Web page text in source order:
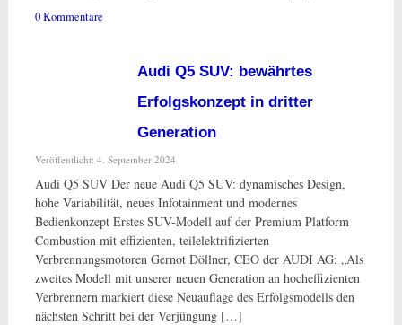
0 Kommentare
Audi Q5 SUV: bewährtes
Erfolgskonzept in dritter
Generation
Veröffentlicht: 4. September 2024
Audi Q5 SUV Der neue Audi Q5 SUV: dynamisches Design,
hohe Variabilität, neues Infotainment und modernes
Bedienkonzept Erstes SUV-Modell auf der Premium Platform
Combustion mit effizienten, teilelektrifizierten
Verbrennungsmotoren Gernot Döllner, CEO der AUDI AG: „Als
zweites Modell mit unserer neuen Generation an hocheffizienten
Verbrennern markiert diese Neuauflage des Erfolgsmodells den
nächsten Schritt bei der Verjüngung […]